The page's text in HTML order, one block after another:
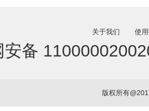
关于我们 使
安备
版权所有